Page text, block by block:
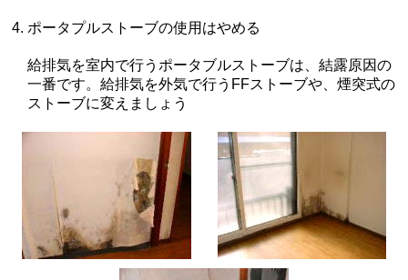
ポータプルストーブの使用はやめる
給排気を室内で行うポータブルストーブは、結露原因の
一番です。給排気を外気で行うFFストーブや、煙突式の
ストーブに変えましょう